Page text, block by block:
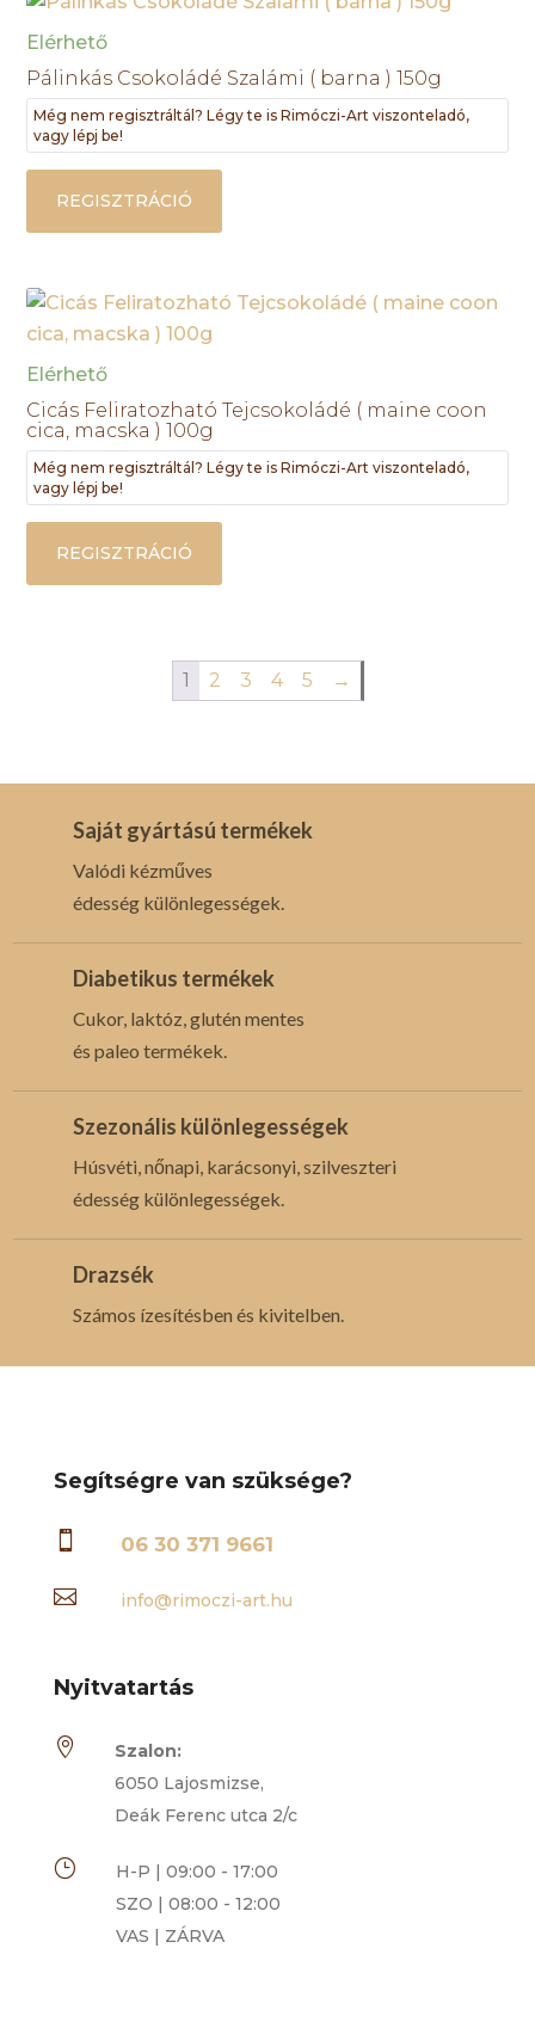
Elérhető
Pálinkás Csokoládé Szalámi ( barna ) 150g
Még nem regisztráltál? Légy te is Rimóczi-Art viszonteladó,
vagy lépj be!
REGISZTRÁCIÓ
Elérhető
Cicás Feliratozható Tejcsokoládé ( maine coon
cica, macska ) 100g
Még nem regisztráltál? Légy te is Rimóczi-Art viszonteladó,
vagy lépj be!
REGISZTRÁCIÓ
1 2 3 4 5 →
Saját gyártású termékek
Valódi kézműves
édesség különlegességek.
Diabetikus termékek
Cukor, laktóz, glutén mentes
és paleo termékek.
Szezonális különlegességek
Húsvéti, nőnapi, karácsonyi, szilveszteri
édesség különlegességek.
Drazsék
Számos ízesítésben és kivitelben.
Segítségre van szüksége?
 06 30 371 9661
 info@rimoczi-art.hu
Nyitvatartás

Szalon:
6050 Lajosmizse,
Deák Ferenc utca 2/c
}
H-P | 09:00 - 17:00
SZO | 08:00 - 12:00
VAS | ZÁRVA